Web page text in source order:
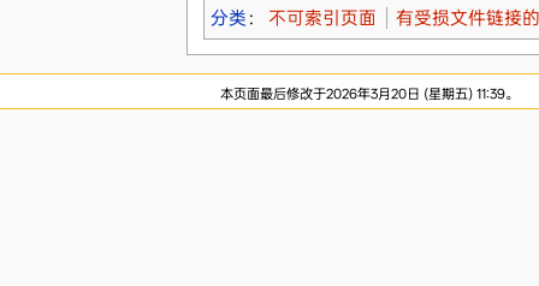
分类 ： 不可索引页面 有受损文件链接
本页面最后修改于2026年3月20日 (星期五) 11:39。